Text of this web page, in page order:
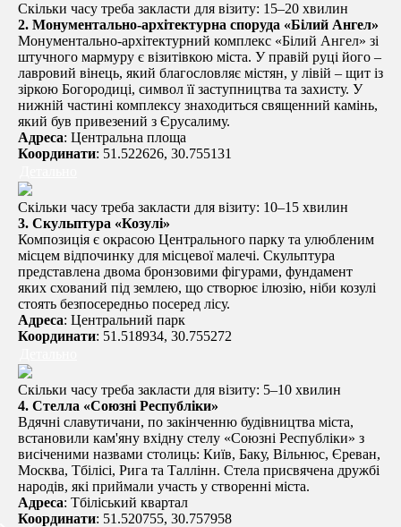
Скільки часу треба закласти для візиту: 15–20 хвилин
2. Монументально-архітектурна споруда «Білий Ангел»
Монументально-архітектурний комплекс «Білий Ангел» зі
штучного мармуру є візитівкою міста. У правій руці його –
лавровий вінець, який благословляє містян, у лівій – щит із
зіркою Богородиці, символ її заступництва та захисту. У
нижній частині комплексу знаходиться священний камінь,
який був привезений з Єрусалиму.
Адреса: Центральна площа
Координати: 51.522626, 30.755131
Скільки часу треба закласти для візиту: 10–15 хвилин
3. Скульптура «Козулі»
Композиція є окрасою Центрального парку та улюбленим
місцем відпочинку для місцевої малечі. Скульптура
представлена двома бронзовими фігурами, фундамент
яких схований під землею, що створює ілюзію, ніби козулі
стоять безпосередньо посеред лісу.
Адреса: Центральний парк
Координати: 51.518934, 30.755272
Скільки часу треба закласти для візиту: 5–10 хвилин
4. Стелла «Союзні Республіки»
Вдячні славутичани, по закінченню будівництва міста,
встановили кам'яну вхідну стелу «Союзні Республіки» з
висіченими назвами столиць: Київ, Баку, Вільнюс, Єреван,
Москва, Тбілісі, Рига та Таллінн. Стела присвячена дружбі
народів, які приймали участь у створенні міста.
Адреса: Тбіліський квартал
Координати: 51.520755, 30.757958